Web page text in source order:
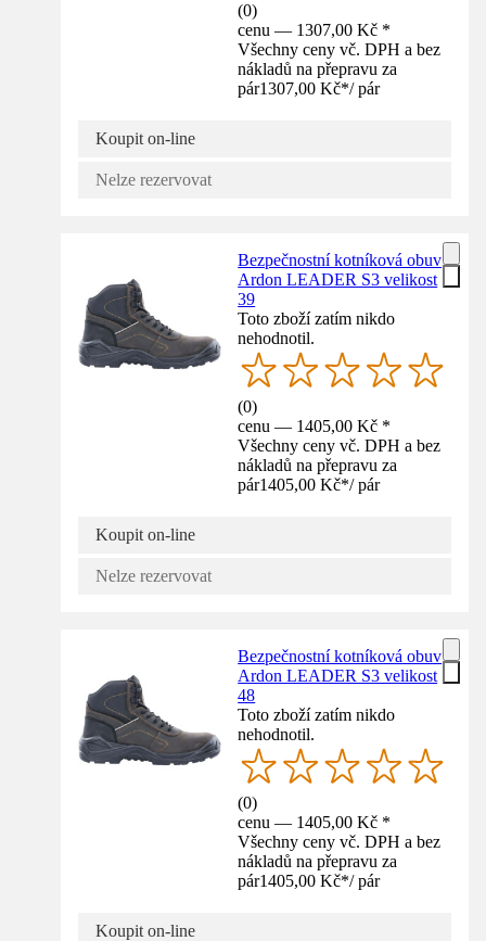
(0)
cenu — 1307,00 Kč *
Všechny ceny vč. DPH a bez
nákladů na přepravu za
pár1307,00 Kč*/ pár
Koupit on-line
Nelze rezervovat
Bezpečnostní kotníková obuv
Ardon LEADER S3 velikost
39
Toto zboží zatím nikdo
nehodnotil.
(0)
cenu — 1405,00 Kč *
Všechny ceny vč. DPH a bez
nákladů na přepravu za
pár1405,00 Kč*/ pár
Koupit on-line
Nelze rezervovat
Bezpečnostní kotníková obuv
Ardon LEADER S3 velikost
48
Toto zboží zatím nikdo
nehodnotil.
(0)
cenu — 1405,00 Kč *
Všechny ceny vč. DPH a bez
nákladů na přepravu za
pár1405,00 Kč*/ pár
Koupit on-line